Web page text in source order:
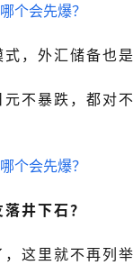
，外汇储备也是
不暴跌，都对
井下石？
这里就不再列举